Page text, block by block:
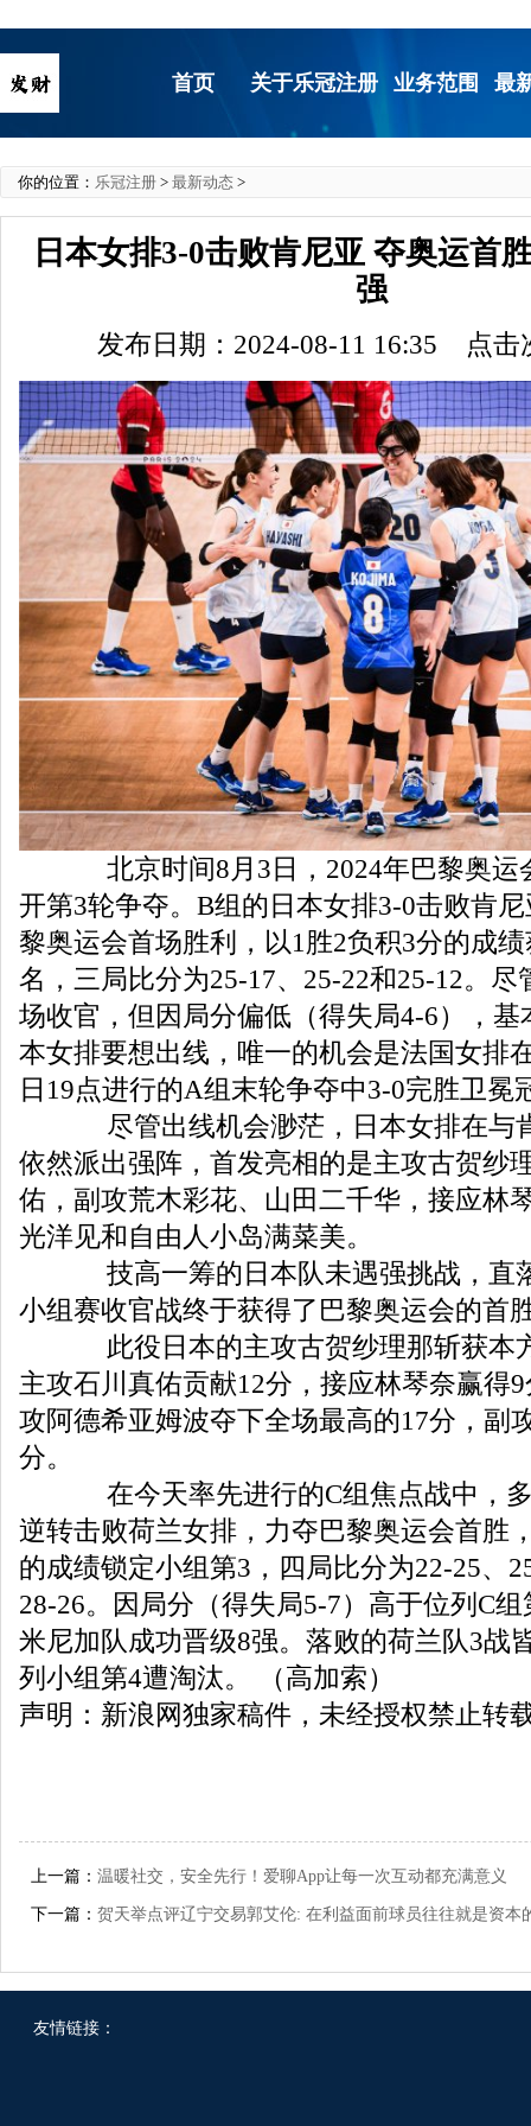
首页 关于乐冠注册 业务范围 最
你的位置： 乐冠注册 > 最新动态 >
日本女排3-0击败肯尼亚 夺奥运首
强
发布日期：2024-08-11 16:35 点击
北京时间8月3日，2024年巴黎奥运
开第3轮争夺。B组的日本女排3-0击败肯
黎奥运会首场胜利，以1胜2负积3分的成
名，三局比分为25-17、25-22和25-12。尽
场收官，但因局分偏低（得失局4-6），基
本女排要想出线，唯一的机会是法国女排
日19点进行的A组末轮争夺中3-0完胜卫冕
尽管出线机会渺茫，日本女排在与
依然派出强阵，首发亮相的是主攻古贺纱
佑，副攻荒木彩花、山田二千华，接应林
光洋见和自由人小岛满菜美。
技高一筹的日本队未遇强挑战，直
小组赛收官战终于获得了巴黎奥运会的首
此役日本的主攻古贺纱理那斩获本
主攻石川真佑贡献12分，接应林琴奈赢得
攻阿德希亚姆波夺下全场最高的17分，副
分。
在今天率先进行的C组焦点战中，多
逆转击败荷兰女排，力夺巴黎奥运会首胜
的成绩锁定小组第3，四局比分为22-25、
28-26。因局分（得失局5-7）高于位列C
米尼加队成功晋级8强。落败的荷兰队3战
列小组第4遭淘汰。 （高加索）
声明：新浪网独家稿件，未经授权禁止转
上一篇： 温暖社交，安全先行！爱聊App让每一次互动都充满意义
下一篇： 贺天举点评辽宁交易郭艾伦: 在利益面前球员往往就是资本
友情链接：